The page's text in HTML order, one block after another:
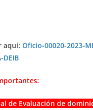
aquí: Oficio-00020-2023-
DEIB
de Evaluación de